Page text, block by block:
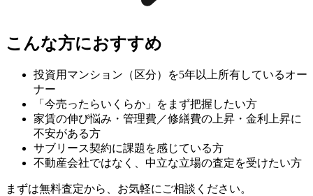
こんな方におすすめ
投資用マンション（区分）を5年以上所有しているオー
ナー
「今売ったらいくらか」をまず把握したい方
家賃の伸び悩み・管理費／修繕費の上昇・金利上昇に
不安がある方
サブリース契約に課題を感じている方
不動産会社ではなく、中立な立場の査定を受けたい方
まずは無料査定から、お気軽にご相談ください。